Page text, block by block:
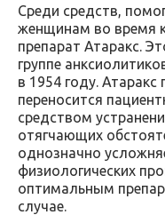
Среди средств,
женщинам во время
препарат Атаракс.
группе
в 1954 году.
переносится
средством
отягчающих
однозначно
физиологических
оптимальным
случае.